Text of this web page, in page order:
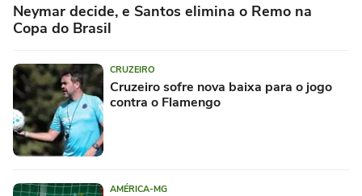
Neymar decide, e Santos elimina o Remo na
Copa do Brasil
CRUZEIRO
Cruzeiro sofre nova baixa para o jogo
contra o Flamengo
AMÉRICA-MG